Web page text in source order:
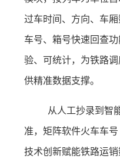
过车时间、方向、车
车号、箱号快速回查
验、可统计，为铁路
供精准数据支撑。
从人工抄录到智
准，矩阵软件火车车
技术创新赋能铁路运